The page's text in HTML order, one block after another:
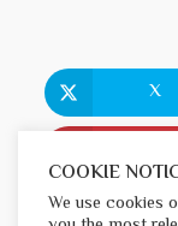
X
COOKIE
We use cookies